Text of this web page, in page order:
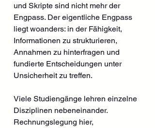
und Skripte sind nicht mehr der
Engpass. Der eigentliche Engpass
liegt woanders: in der Fähigkeit,
Informationen zu strukturieren,
Annahmen zu hinterfragen und
fundierte Entscheidungen unter
Unsicherheit zu treffen.
Viele Studiengänge lehren einzelne
Disziplinen nebeneinander.
Rechnungslegung hier,